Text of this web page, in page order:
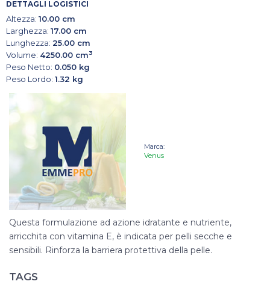
DETTAGLI LOGISTICI
Altezza: 10.00 cm
Larghezza: 17.00 cm
Lunghezza: 25.00 cm
Volume: 4250.00 cm3
Peso Netto: 0.050 kg
Peso Lordo: 1.32 kg
Marca:
Venus
Questa formulazione ad azione idratante e nutriente,
arricchita con vitamina E, è indicata per pelli secche e
sensibili. Rinforza la barriera protettiva della pelle.
TAGS